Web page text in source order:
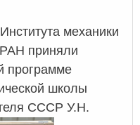
механики
приняли
программе
школы
СССР У.Н.